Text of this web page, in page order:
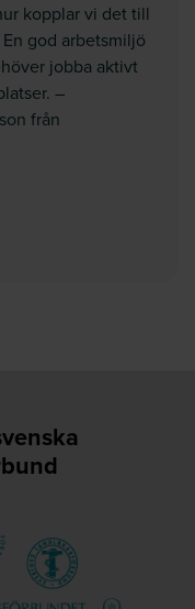
kopplar vi det till
god arbetsmiljö
jobba aktivt
–
från